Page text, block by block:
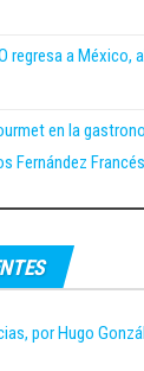
regresa a México,
en la
Fernández Francés
por Hugo